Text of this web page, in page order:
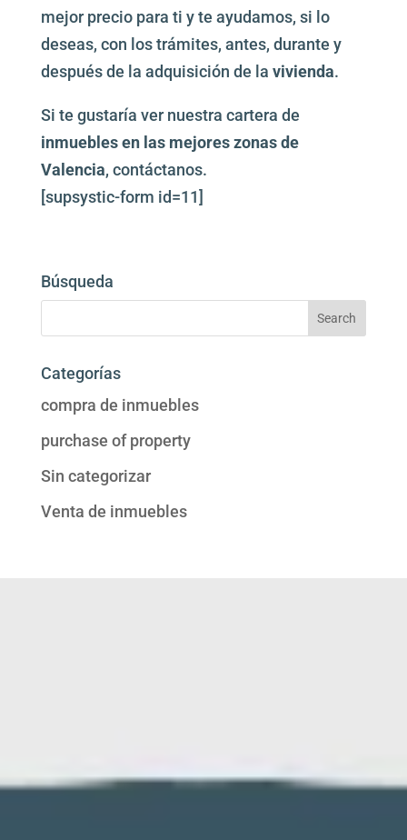
mejor precio para ti y te ayudamos, si lo
deseas, con los trámites, antes, durante y
después de la adquisición de la vivienda.
Si te gustaría ver nuestra cartera de
inmuebles en las mejores zonas de
Valencia, contáctanos.
[supsystic-form id=11]
Búsqueda
Categorías
compra de inmuebles
purchase of property
Sin categorizar
Venta de inmuebles